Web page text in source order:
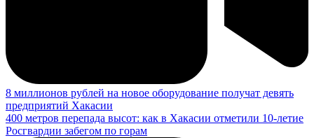
8 миллионов рублей на новое оборудование получат девять
предприятий Хакасии
400 метров перепада высот: как в Хакасии отметили 10-летие
Росгвардии забегом по горам